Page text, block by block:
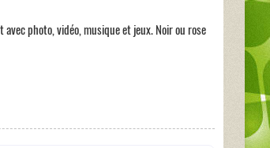
photo, vidéo, musique et jeux. Noir ou rose